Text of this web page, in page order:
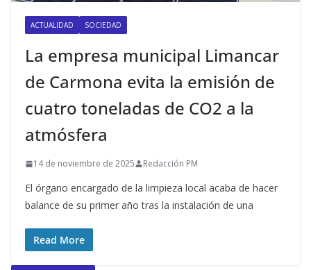
ACTUALIDAD SOCIEDAD
La empresa municipal Limancar
de Carmona evita la emisión de
cuatro toneladas de CO2 a la
atmósfera
14 de noviembre de 2025 Redacción PM
El órgano encargado de la limpieza local acaba de hacer
balance de su primer año tras la instalación de una
Read More